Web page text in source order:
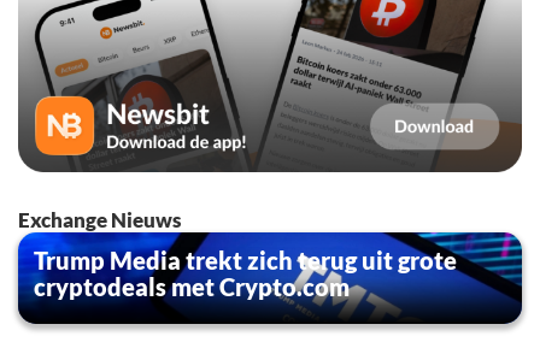
Exchange Nieuws
Trump Media trekt zich terug uit grote
cryptodeals met Crypto.com